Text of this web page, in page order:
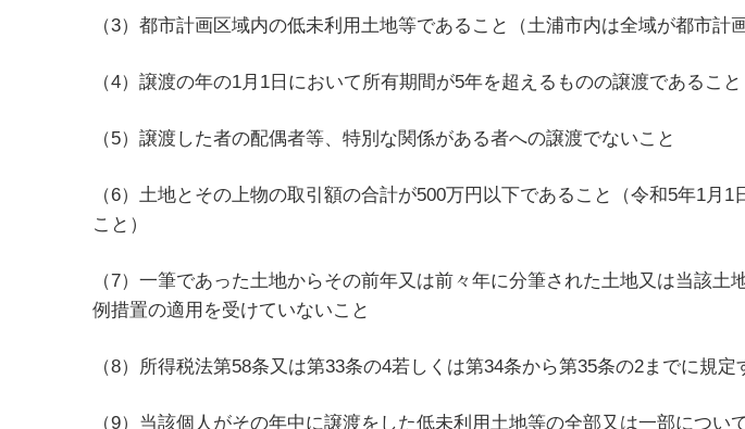
（3）都市計画区域内の低未利用土地等であること（土浦市内は全域が都市計
（4）譲渡の年の1月1日において所有期間が5年を超えるものの譲渡であること
（5）譲渡した者の配偶者等、特別な関係がある者への譲渡でないこと
（6）土地とその上物の取引額の合計が500万円以下であること（令和5年1
こと）
（7）一筆であった土地からその前年又は前々年に分筆された土地又は当該
例措置の適用を受けていないこと
（8）所得税法第58条又は第33条の4若しくは第34条から第35条の2までに規
（9）当該個人がその年中に譲渡をした低未利用土地等の全部又は一部につ